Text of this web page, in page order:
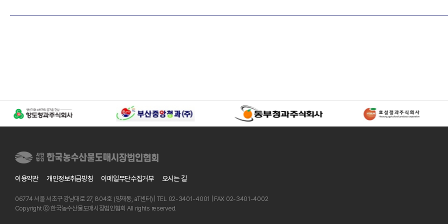
이용약관 개인정보취급방침 이메일무단수집거부 오시는 길
06774 서울 서초구 강남대로 27, 804호 (양재동, aT센터) | TEL 02-3401-4001 | FAX 02-3401-4002
Copyright ⓒ 한국농수산물도매시장법인협회 All rights reserved.